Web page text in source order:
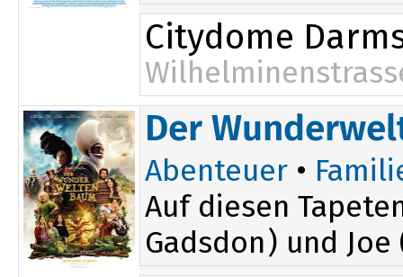
Citydome
Der
Abenteuer •
Auf diesen
Gadsdon) und